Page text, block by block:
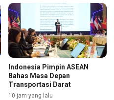
Indonesia Pimpin ASEAN
Bahas Masa Depan
Transportasi Darat
10 jam yang lalu